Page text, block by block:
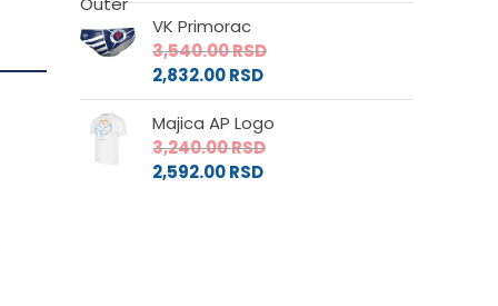
VK Primorac
3,540.00RSD
2,832.00RSD
Majica AP Logo
3,240.00RSD
2,592.00RSD